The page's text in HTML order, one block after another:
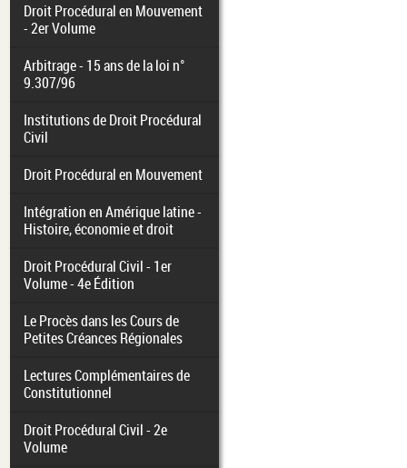
Droit Procédural en Mouvement
- 2er Volume
Arbitrage - 15 ans de la loi n°
9.307/96
Institutions de Droit Procédural
Civil
Droit Procédural en Mouvement
Intégration en Amérique latine -
Histoire, économie et droit
Droit Procédural Civil - 1er
Volume - 4e Édition
Le Procès dans les Cours de
Petites Créances Régionales
Lectures Complémentaires de
Constitutionnel
Droit Procédural Civil - 2e
Volume